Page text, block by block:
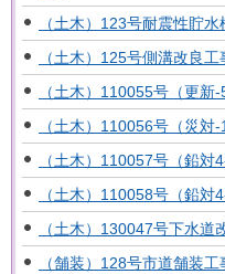
（土木）123号耐震性貯
（土木）125号側溝改良工
（土木）110055号（更
（土木）110056号（災
（土木）110057号（鉛
（土木）110058号（鉛
（土木）130047号下水道
（舗装）128号市道舗装工